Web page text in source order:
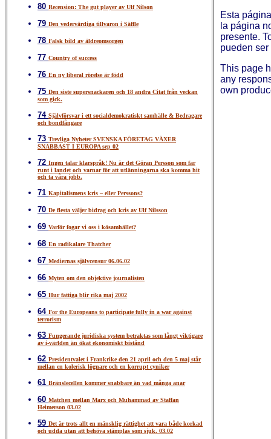
80 Recension: The gut player av Ulf Nilson
79 Den vedervärdiga tillvaron i Säffle
78 Falsk bild av äldreomsorgen
77 Country of success
76 En ny liberal rörelse är född
75 Den siste supersnackaren och 18 andra Citat från veckan
som gick.
74 Självförsvar i ett socialdemokratiskt samhälle & Bedragare
och bondfångare
73 Trevliga Nyheter SVENSKA FÖRETAG VÄXER
SNABBAST I EUROPA sep 02
72 Ingen talar klarspråk! Nu är det Göran Persson som far
runt i landet och varnar för att utlänningarna ska komma hit
och ta våra jobb.
71 Kapitalismens kris – eller Perssons?
70 De flesta väljer bidrag och kris av Ulf Nilsson
69 Varför fogar vi oss i kösamhället?
68 En radikalare Thatcher
67 Mediernas självcensur 06.06.02
66 Myten om den objektive journalisten
65 Hur fattiga blir rika maj 2002
64 For the Europeans to participate fully in a war against
terrorism
63 Fungerande juridiska system betraktas som långt viktigare
av i-världen än ökat ekonomiskt bistånd
62 Presidentvalet i Frankrike den 21 april och den 5 maj står
mellan en kolerisk lögnare och en korrupt cyniker
61 Bränslecellen kommer snabbare än vad många anar
60 Matchen mellan Marx och Muhammad av Staffan
Heimerson 03.02
59 Det är trots allt en mänsklig rättighet att vara både korkad
och udda utan att behöva stämplas som sjuk. 03.02
Esta
la página
presente.
pueden
This page
any
own